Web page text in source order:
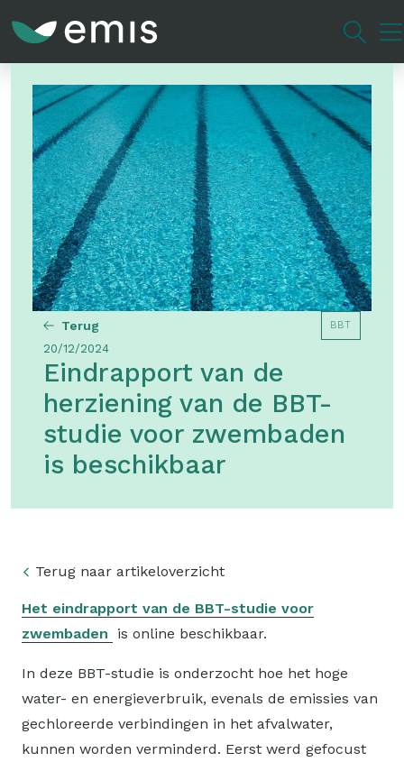
inhoud
gaan
Terug BBT
20/12/2024
Eindrapport van de
herziening van de BBT-
studie voor zwembaden
is beschikbaar
Terug naar artikeloverzicht
Het eindrapport van de BBT-studie voor
zwembaden
is online beschikbaar.
In deze BBT-studie is onderzocht hoe het hoge
water- en energieverbruik, evenals de emissies van
gechloreerde verbindingen in het afvalwater,
kunnen worden verminderd. Eerst werd gefocust